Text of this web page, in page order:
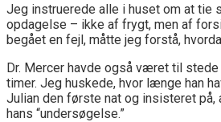
Jeg instruerede alle i huset om at tie
opdagelse – ikke af frygt, men af
begået en fejl, måtte jeg forstå,
Dr. Mercer havde også været til
timer. Jeg huskede, hvor længe han
Julian den første nat og insisteret på,
hans “undersøgelse.”